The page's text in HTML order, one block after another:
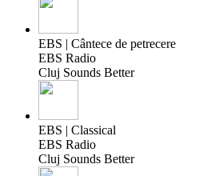
EBS | Cântece de petrecere
EBS Radio
Cluj Sounds Better
EBS | Classical
EBS Radio
Cluj Sounds Better